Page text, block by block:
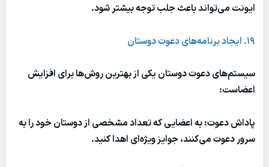
ایونت می‌تواند باعث جلب توجه بیشتر شود.
19. ایجاد برنامه‌های دعوت دوستان
سیستم‌های دعوت دوستان یکی از بهترین روش‌ها برای افزایش
اعضاست:
پاداش دعوت: به اعضایی که تعداد مشخصی از دوستان خود را به
سرور دعوت می‌کنند، جوایز ویژه‌ای اهدا کنید.